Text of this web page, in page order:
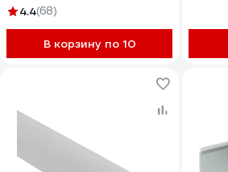
4.4(68)
В корзину по 10